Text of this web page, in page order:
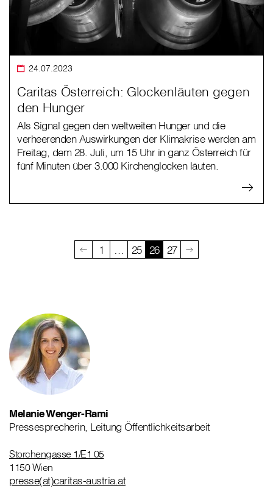
24.07.2023
Caritas Österreich: Glockenläuten gegen
den Hunger
Als Signal gegen den weltweiten Hunger und die
verheerenden Auswirkungen der Klimakrise werden am
Freitag, dem 28. Juli, um 15 Uhr in ganz Österreich für
fünf Minuten über 3.000 Kirchenglocken läuten.
1 … 25 26 27
Melanie Wenger-Rami
Pressesprecherin, Leitung Öffentlichkeitsarbeit
Storchengasse 1/E1 05
1150 Wien
presse(at)caritas-austria.at